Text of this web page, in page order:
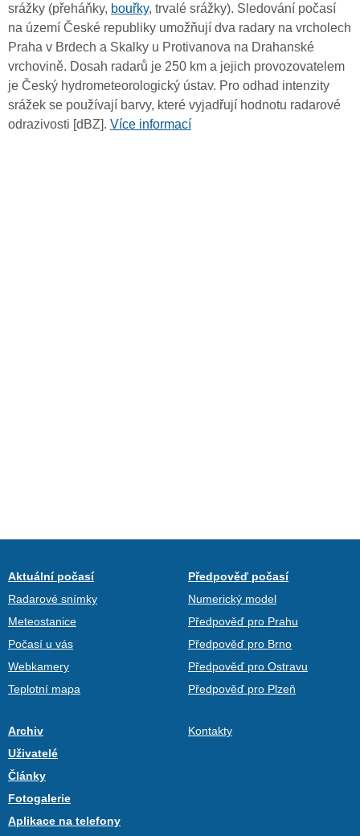
srážky (přeháňky, bouřky, trvalé srážky). Sledování počasí
na území České republiky umožňují dva radary na vrcholech
Praha v Brdech a Skalky u Protivanova na Drahanské
vrchovině. Dosah radarů je 250 km a jejich provozovatelem
je Český hydrometeorologický ústav. Pro odhad intenzity
srážek se používají barvy, které vyjadřují hodnotu radarové
odrazivosti [dBZ]. Více informací
Aktuální počasí
Radarové snímky
Meteostanice
Počasí u vás
Webkamery
Teplotní mapa
Předpověď počasí
Numerický model
Předpověď pro Prahu
Předpověď pro Brno
Předpověď pro Ostravu
Předpověď pro Plzeň
Archiv
Uživatelé
Články
Fotogalerie
Aplikace na telefony
Kontakty